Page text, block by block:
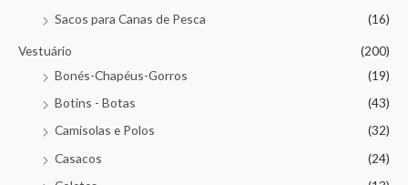
Sacos para Canas de Pesca
(16)
Vestuário
(200)
Bonés-Chapéus-Gorros
(19)
Botins - Botas
(43)
Camisolas e Polos
(32)
Casacos
(24)